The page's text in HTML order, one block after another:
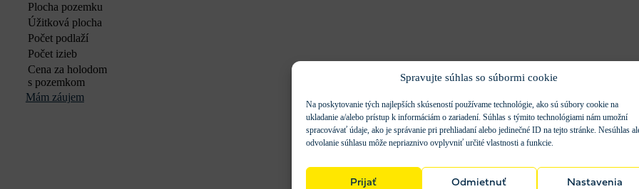
Spravujte súhlas so súbormi cookie
Na poskytovanie tých najlepších skúseností používame technológie, ako sú súbory cookie na
ukladanie a/alebo prístup k informáciám o zariadení. Súhlas s týmito technológiami nám umožní
spracovávať údaje, ako je správanie pri prehliadaní alebo jedinečné ID na tejto stránke. Nesúhlas
odvolanie súhlasu môže nepriaznivo ovplyvniť určité vlastnosti a funkcie.
Prijať Odmietnuť Nastavenia
Plocha pozemku
Úžitková plocha
Počet podlaží
Počet izieb
Cena za holodom
s pozemkom
Mám záujem